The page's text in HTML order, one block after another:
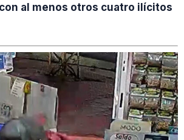
al menos otros cuatro ilícitos